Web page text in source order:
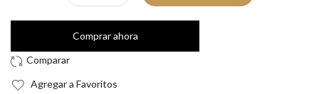
Comprar ahora
Agregar a Favoritos